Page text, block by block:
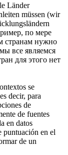
Länder
müssen (wir
по мере
странам нужно
все являемся
для этого нет
se
decir, para
de
de fuentes
en datos
puntuación en el
de un